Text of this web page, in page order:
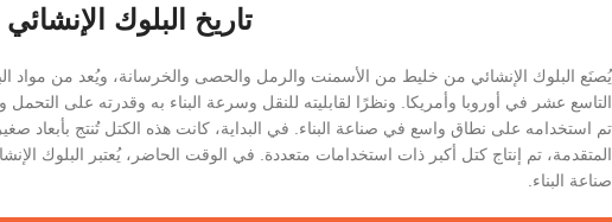
تاريخ البلوك الإنشائي
يُصنَع البلوك الإنشائي من خليط من الأسمنت والرمل والحصى والخرسانة، ويُعد من مواد
التاسع عشر في أوروبا وأمريكا. ونظرًا لقابليته للنقل وسرعة البناء به وقدرته على التحمل
تم استخدامه على نطاق واسع في صناعة البناء. في البداية، كانت هذه الكتل تُنتج بأبعاد
المتقدمة، تم إنتاج كتل أكبر ذات استخدامات متعددة. في الوقت الحاضر، يُعتبر البلوك
صناعة البناء.